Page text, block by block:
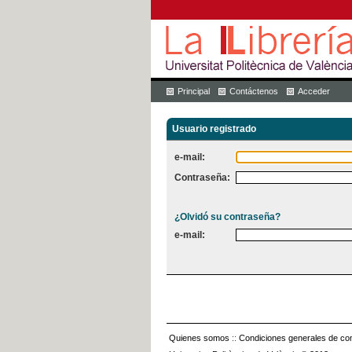
Principal Contáctenos Acceder
Usuario registrado
e-mail:
Contraseña:
¿Olvidó su contraseña?
e-mail:
Quienes somos :: Condiciones generales de